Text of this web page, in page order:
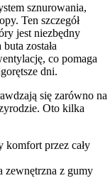
sznurowania,
Ten szczegół
jest niezbędny
została
co pomaga
dni.
się zarówno na
Oto kilka
komfort przez cały
zewnętrzna z gumy